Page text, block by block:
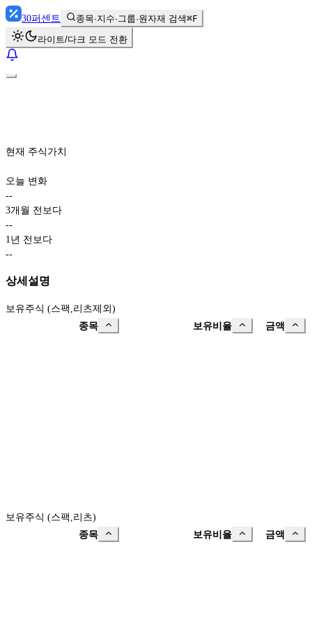
30퍼센트 종목·지수·그룹·원자재 검색⌘F
라이트/다크 모드 전환
현재 주식가치
오늘 변화
--
3개월 전보다
--
1년 전보다
--
상세설명
보유주식 (스팩,리츠제외)
종목
보유비율 금액
보유주식 (스팩,리츠)
종목
보유비율 금액